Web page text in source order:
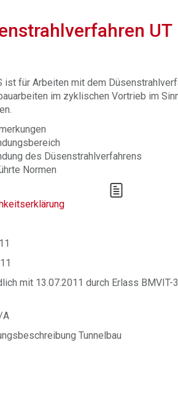
UT
ist für Arbeiten mit dem
im zyklischen Vortrieb im
des Düsenstrahlverfahrens
Normen
mit 13.07.2011 durch Erlass
A
Tunnelbau